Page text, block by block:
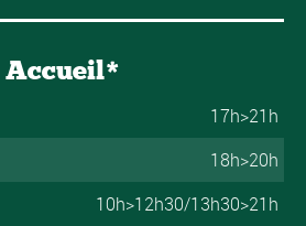
Accueil*
17h>21h
18h>20h
10h>12h30/13h30>21h